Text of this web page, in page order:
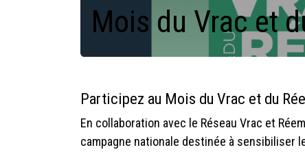
Mois du Vrac et
Participez au Mois du Vrac et du
En collaboration avec le Réseau Vrac et
campagne nationale destinée à sensibiliser